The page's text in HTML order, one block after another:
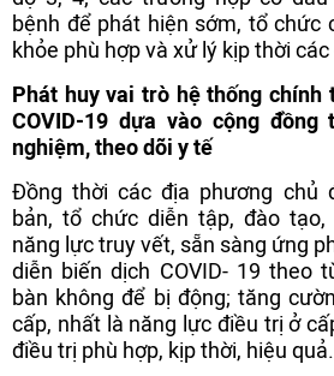
bệnh để phát hiện sớm, tổ chức
khỏe phù hợp và xử lý kịp thời các
Phát huy vai trò hệ thống chính
COVID-19 dựa vào cộng
nghiệm, theo dõi y tế
Đồng thời các địa phương chủ
bản, tổ chức diễn tập, đào
năng lực truy vết, sẵn sàng ứng
diễn biến dịch COVID- 19 theo
bàn không để bị động; tăng
cấp, nhất là năng lực điều trị ở
điều trị phù hợp, kịp thời, hiệu quả.